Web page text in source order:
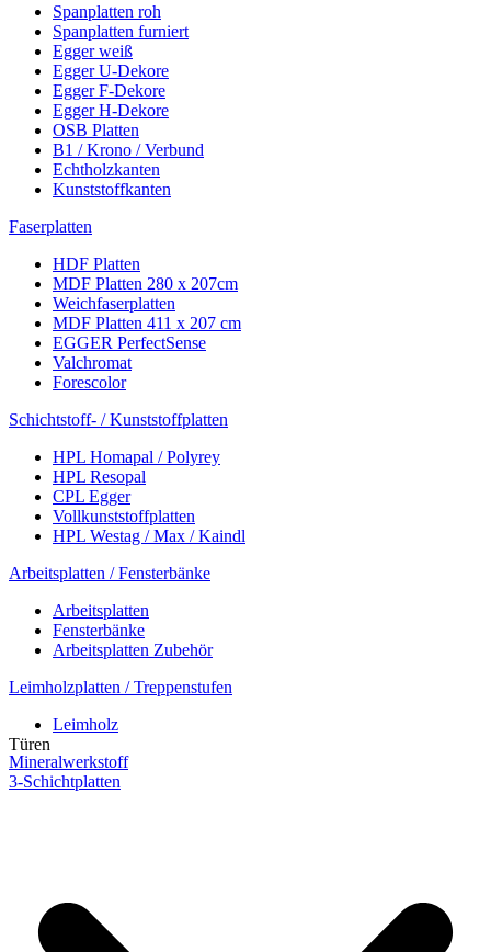
Spanplatten roh
Spanplatten furniert
Egger weiß
Egger U-Dekore
Egger F-Dekore
Egger H-Dekore
OSB Platten
B1 / Krono / Verbund
Echtholzkanten
Kunststoffkanten
Faserplatten
HDF Platten
MDF Platten 280 x 207cm
Weichfaserplatten
MDF Platten 411 x 207 cm
EGGER PerfectSense
Valchromat
Forescolor
Schichtstoff- / Kunststoffplatten
HPL Homapal / Polyrey
HPL Resopal
CPL Egger
Vollkunststoffplatten
HPL Westag / Max / Kaindl
Arbeitsplatten / Fensterbänke
Arbeitsplatten
Fensterbänke
Arbeitsplatten Zubehör
Leimholzplatten / Treppenstufen
Leimholz
Mineralwerkstoff
3-Schichtplatten
Türen